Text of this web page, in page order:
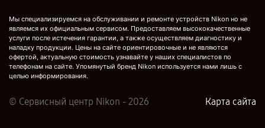
Мы специализируемся на обслуживании и ремонте устройств Nikon но не
являемся их официальным сервисом. Предоставляем высококачественные
услуги после истечения гарантии, а также осуществляем диагностику и
наладку продукции. Цены на сайте ориентировочные и не являются
офертой, актуальную стоимость узнавайте у наших специалистов по
телефонам на сайте. Упомянутый бренд Nikon используется нами лишь с
целью информирования.
© Сервисный центр Nikon - 2026 Карта сайта